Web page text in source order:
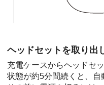
ヘッドセットを取り出
充電ケースからヘッドセ
状態が約5分間続くと、自